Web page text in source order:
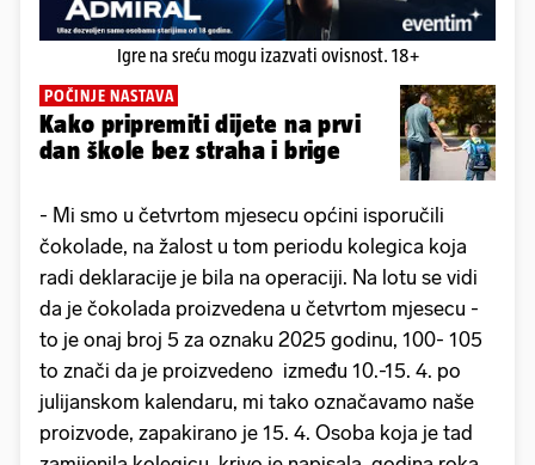
Igre na sreću mogu izazvati ovisnost. 18+
POČINJE NASTAVA
Kako pripremiti dijete na prvi
dan škole bez straha i brige
- Mi smo u četvrtom mjesecu općini isporučili
čokolade, na žalost u tom periodu kolegica koja
radi deklaracije je bila na operaciji. Na lotu se vidi
da je čokolada proizvedena u četvrtom mjesecu -
to je onaj broj 5 za oznaku 2025 godinu, 100- 105
to znači da je proizvedeno između 10.-15. 4. po
julijanskom kalendaru, mi tako označavamo naše
proizvode, zapakirano je 15. 4. Osoba koja je tad